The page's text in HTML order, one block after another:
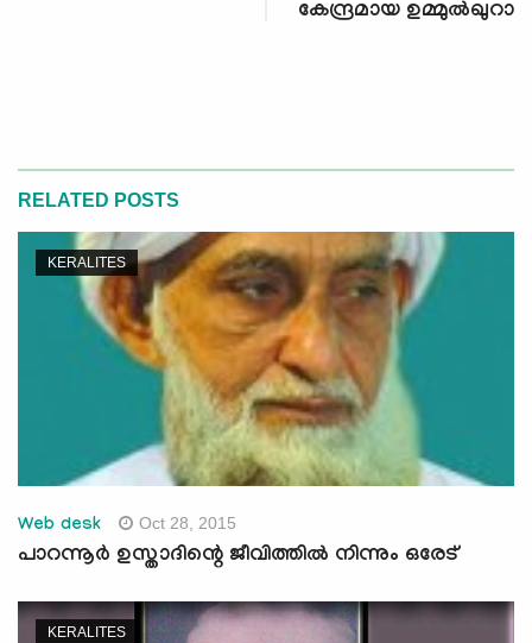
കേന്ദ്രമായ ഉമ്മുല്‍ഖുറാ
RELATED POSTS
KERALITES
Web desk Oct 28, 2015
പാറന്നൂര്‍ ഉസ്താദിന്റെ ജീവിത്തില്‍ നിന്നും ഒരേട്
KERALITES